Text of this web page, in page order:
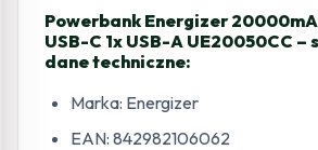
Powerbank Energizer
USB-C 1x USB-A UE20050CC
dane techniczne:
Marka: Energizer
EAN: 842982106062